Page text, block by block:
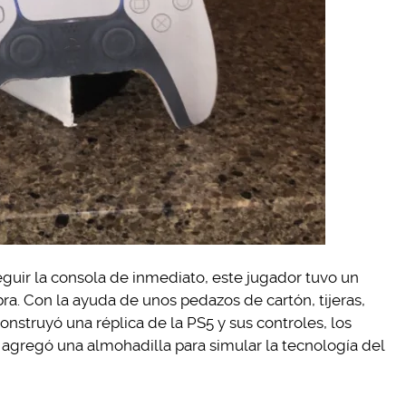
la consola de inmediato, este jugador tuvo un
Con la ayuda de unos pedazos de cartón, tijeras,
una réplica de la PS5 y sus controles, los
una almohadilla para simular la tecnología del